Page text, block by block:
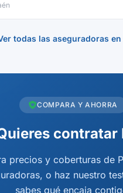
todas las aseguradoras en
COMPARA Y AHORRA
contratar
precios y coberturas de
o haz nuestro
sabes qué encaja